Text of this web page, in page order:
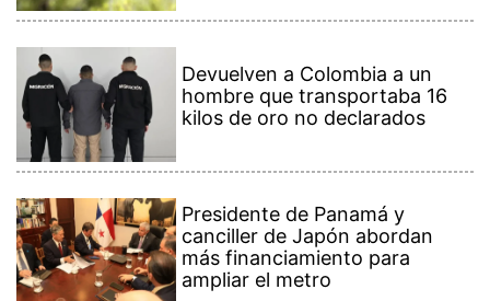
Devuelven a Colombia a un
hombre que transportaba 16
kilos de oro no declarados
Presidente de Panamá y
canciller de Japón abordan
más financiamiento para
ampliar el metro